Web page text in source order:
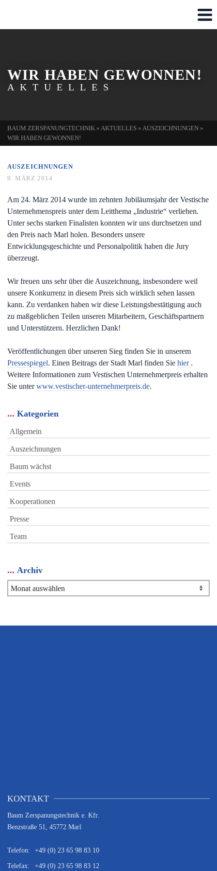
WIR HABEN GEWONNEN!
AKTUELLES
BAUM ZERSPANUNGTECHNIK » AKTUELLES » AUSZEICHNUNGEN »
WIR HABEN GEWONNEN!
AUSZEICHNUNGEN
9. MÄRZ 2014
Am 24. März 2014 wurde im zehnten Jubiläumsjahr der Vestische
Unternehmenspreis unter dem Leitthema „Industrie“ verliehen.
Unter sechs starken Finalisten konnten wir uns durchsetzen und
den Preis nach Marl holen. Besonders unsere
Entwicklungsgeschichte und Personalpolitik haben die Jury
überzeugt.
Wir freuen uns sehr über die Auszeichnung, insbesondere weil
unsere Konkurrenz in diesem Preis sich wirklich sehen lassen
kann. Zu verdanken haben wir diese Leistungsbestätigung auch
zu maßgeblichen Teilen unseren Mitarbeitern, Geschäftspartnern
und Unterstützern. Herzlichen Dank!
Veröffentlichungen über unseren Sieg finden Sie in unserem
Pressespiegel. Einen Beitrags der Stadt Marl finden Sie hier .
Weitere Informationen zum Vestischen Unternehmerpreis erhalten
Sie unterwww.vestischer-unternehmerpreis.de.
Kategorien
Allgemein
Auszeichnungen
Baum wächst
Events
Kooperationen
Presse
Team
Archiv
Archiv
KONTAKT
Baum Zerspanungstechnik e. Kfr.
Benzstraße 51, 45772 Marl
Telefon: +49 (0) 23 65 98 83 10
Telefax: +49 (0) 23 65 98 83 12